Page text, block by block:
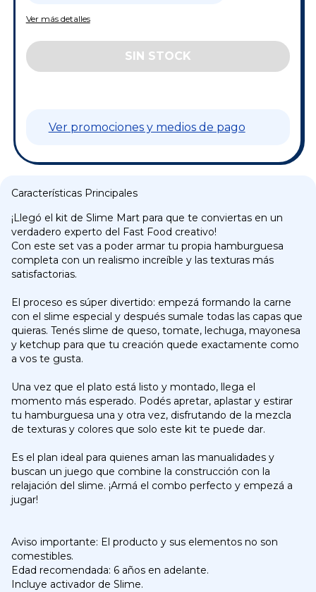
Ver más detalles
Ver promociones y medios de pago
Características Principales
¡Llegó el kit de Slime Mart para que te conviertas en un
verdadero experto del Fast Food creativo!
Con este set vas a poder armar tu propia hamburguesa
completa con un realismo increíble y las texturas más
satisfactorias.
El proceso es súper divertido: empezá formando la carne
con el slime especial y después sumale todas las capas que
quieras. Tenés slime de queso, tomate, lechuga, mayonesa
y ketchup para que tu creación quede exactamente como
a vos te gusta.
Una vez que el plato está listo y montado, llega el
momento más esperado. Podés apretar, aplastar y estirar
tu hamburguesa una y otra vez, disfrutando de la mezcla
de texturas y colores que solo este kit te puede dar.
Es el plan ideal para quienes aman las manualidades y
buscan un juego que combine la construcción con la
relajación del slime. ¡Armá el combo perfecto y empezá a
jugar!
Aviso importante: El producto y sus elementos no son
comestibles.
Edad recomendada: 6 años en adelante.
Incluye activador de Slime.